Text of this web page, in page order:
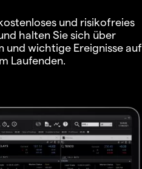
und risikofreies
halten Sie sich über
und wichtige Ereignisse auf
Laufenden.